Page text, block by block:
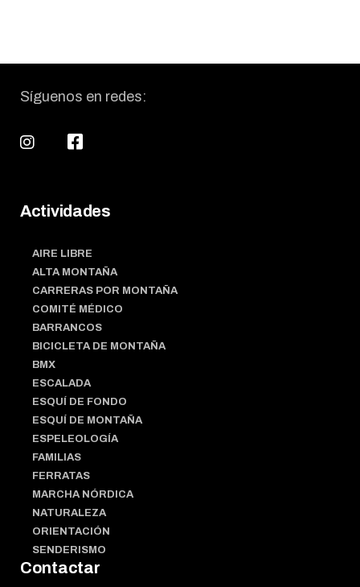
Síguenos en redes:
Actividades
AIRE LIBRE
ALTA MONTAÑA
CARRERAS POR MONTAÑA
COMITÉ MÉDICO
BARRANCOS
BICICLETA DE MONTAÑA
BMX
ESCALADA
ESQUÍ DE FONDO
ESQUÍ DE MONTAÑA
ESPELEOLOGÍA
FAMILIAS
FERRATAS
MARCHA NÓRDICA
NATURALEZA
ORIENTACIÓN
SENDERISMO
Contactar